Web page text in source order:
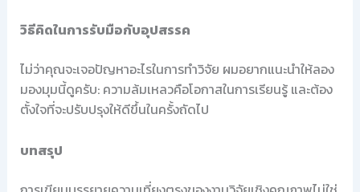
วิธีคิดในการรับมือกับอุปสรรค
ไม่ว่าคุณจะเจอปัญหาอะไรในการทำวิจัย ผมอยากแนะนำให้ลอง
มองมุมนี้ดูครับ: ความล้มเหลวคือโอกาสในการเรียนรู้ และต้อง
ตั้งใจที่จะปรับปรุงให้ดีขึ้นในครั้งถัดไป
บทสรุป